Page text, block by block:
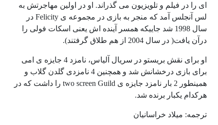
ای را در فیلم و تلویزیون می گذراند. او در اولین مهاجرتش به
لس آنجلس آمد که منجر به بازی در مجموعه ی Felicity در
سال 1998 شد جاییکه همسر آینده اش یعنی اسکات فولی را
درآن یافت( در سال 2004 از هم طلاق گرفتند).
او برای نقش بریستو در سریال آلیاس، نامزد 4 جایزه ی امی
برای بازی درخشانش شد و همچنین 4 نامزدی گلدن گلاب و
همینطور 2 بار نامزد جایزه ی two screen Guild را داشت که در
هرکدام یکبار برنده شد.
ترجمه: ميلاد خراسانيان